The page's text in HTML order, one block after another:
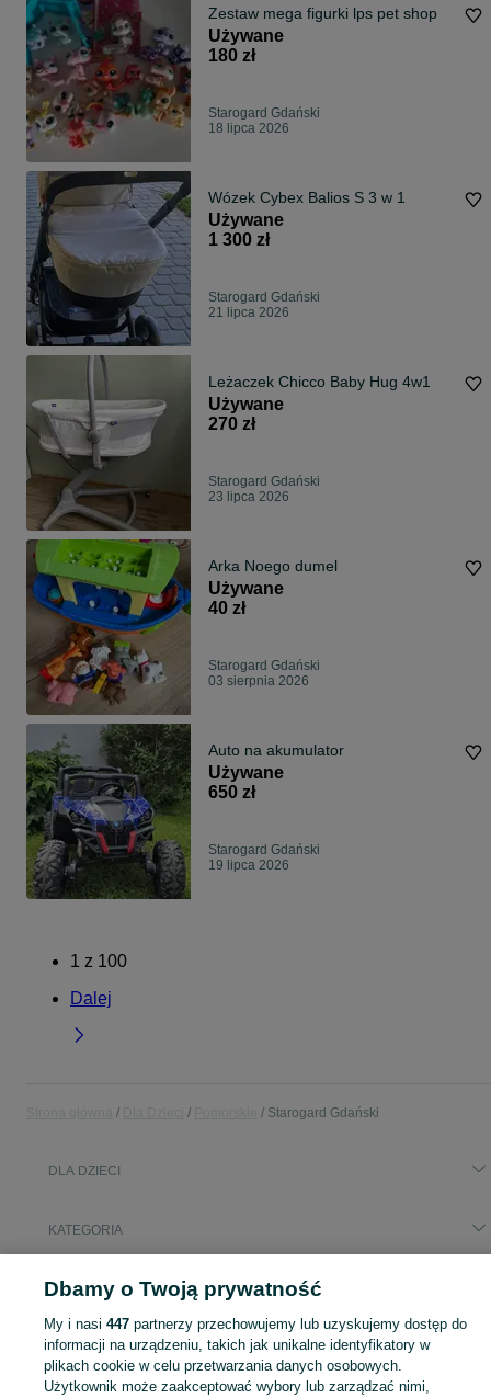
Zestaw mega figurki lps pet shop
Używane
180 zł
Starogard Gdański
18 lipca 2026
Wózek Cybex Balios S 3 w 1
Używane
1 300 zł
Starogard Gdański
21 lipca 2026
Leżaczek Chicco Baby Hug 4w1
Używane
270 zł
Starogard Gdański
23 lipca 2026
Arka Noego dumel
Używane
40 zł
Starogard Gdański
03 sierpnia 2026
Auto na akumulator
Używane
650 zł
Starogard Gdański
19 lipca 2026
1 z 100
Dalej
Starogard Gdański
DLA DZIECI
KATEGORIA
Popularne wyszukiwania
Zakupy dla Twojej pociechy mogą być dziecinnie proste! Znajdź to, czego potrzebujesz w kategorii Dla Dzieci na OLX - Starogard Gdański i okolice!
Dbamy o Twoją prywatność
My i nasi 447partnerzy przechowujemy lub uzyskujemy dostęp do
informacji na urządzeniu, takich jak unikalne identyfikatory w
plikach cookie w celu przetwarzania danych osobowych.
Użytkownik może zaakceptować wybory lub zarządzać nimi,